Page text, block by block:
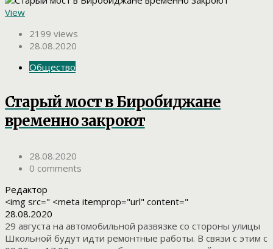
View
2199 views
28.08.2020
Общество
Старый мост в Биробиджане
временно закроют
28.08.2020
0 comments
Редактор
<img src=" <meta itemprop="url" content="
28.08.2020
29 августа на автомобильной развязке со стороны улицы
Школьной будут идти ремонтные работы. В связи с этим с